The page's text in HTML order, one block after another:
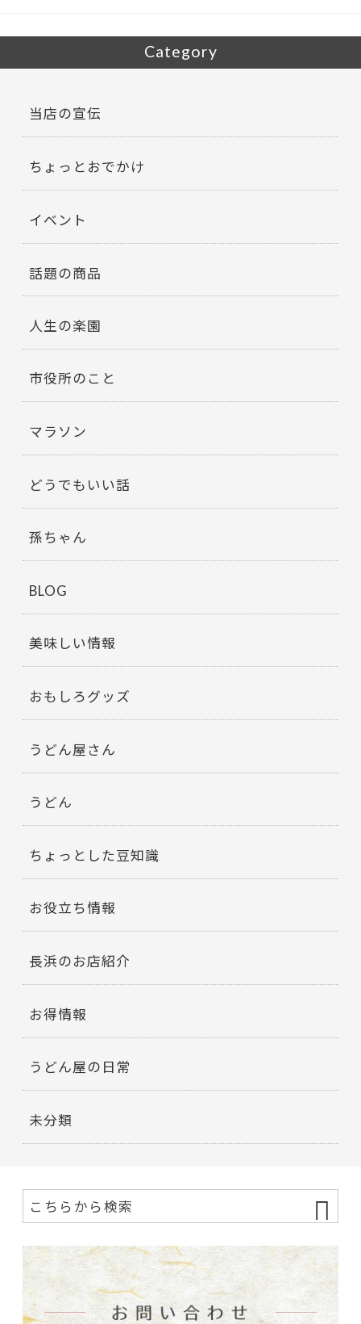
Category
当店の宣伝
ちょっとおでかけ
イベント
話題の商品
人生の楽園
市役所のこと
マラソン
どうでもいい話
孫ちゃん
BLOG
美味しい情報
おもしろグッズ
うどん屋さん
うどん
ちょっとした豆知識
お役立ち情報
長浜のお店紹介
お得情報
うどん屋の日常
未分類